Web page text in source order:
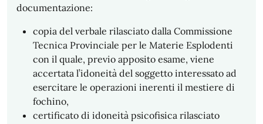
documentazione:
copia del verbale rilasciato dalla Commissione
Tecnica Provinciale per le Materie Esplodenti
con il quale, previo apposito esame, viene
accertata l’idoneità del soggetto interessato ad
esercitare le operazioni inerenti il mestiere di
fochino,
certificato di idoneità psicofisica rilasciato